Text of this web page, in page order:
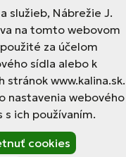
služieb, Nábrežie J.
na tomto webovom
za účelom
sídla alebo k
www.kalina.sk.
nastavenia webového
ich používaním.
cookies